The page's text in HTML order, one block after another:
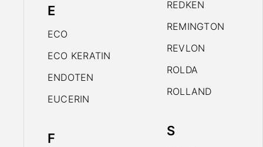
E
ECO
ECO KERATIN
ENDOTEN
EUCERIN
F
REDKEN
REMINGTON
REVLON
ROLDA
ROLLAND
S